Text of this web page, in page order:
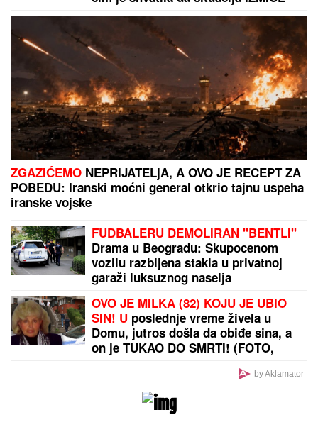
KONTROLI morala da reaguje
ZGAZIĆEMO NEPRIJATELjA, A OVO JE RECEPT ZA
POBEDU: Iranski moćni general otkrio tajnu uspeha
iranske vojske
FUDBALERU DEMOLIRAN "BENTLI"
Drama u Beogradu: Skupocenom
vozilu razbijena stakla u privatnoj
garaži luksuznog naselja
OVO JE MILKA (82) KOJU JE UBIO
SIN! U poslednje vreme živela u
Domu, jutros došla da obiđe sina, a
on je TUKAO DO SMRTI! (FOTO,
by Aklamator